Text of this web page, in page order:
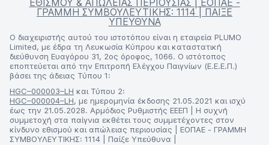
ΕΘΙΣΜΟΥ & ΑΠΩΛΕΙΑΣ ΠΕΡΙΟΥΣΙΑΣ | ΕΟΠΑΕ -
ΓΡΑΜΜΗ ΣΥΜΒΟΥΛΕΥΤΙΚΗΣ: 1114 | ΠΑΙΞΕ
ΥΠΕΥΘΥΝΑ
Ο διαχειριστής αυτού του ιστοτόπου είναι η εταιρεία PLUMO
Limited, με έδρα τη Λευκωσία Κύπρου και καταστατική
διεύθυνση Ευαγόρου 31, 2ος όροφος, 1066. Ο ιστότοπος
εποπτεύεται από την Επιτροπή Ελέγχου Παιγνίων (Ε.Ε.Ε.Π.)
βάσει της άδειας Τύπου 1:
HGC–000003–LH και Τύπου 2:
HGC–000004–LH, με ημερομηνία έκδοσης 21.05.2021 και ισχύ
έως την 21.05.2028. Αρμόδιος Ρυθμιστής ΕΕΕΠ | Η συχνή
συμμετοχή στα παίγνια εκθέτει τους συμμετέχοντες στον
κίνδυνο εθισμού και απώλειας περιουσίας | ΕΟΠΑΕ - ΓΡΑΜΜΗ
ΣΥΜΒΟΥΛΕΥΤΙΚΗΣ: 1114 | Παίξε Υπεύθυνα |